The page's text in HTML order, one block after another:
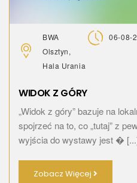
BWA
Olsztyn,
Hala Urania
06-08-
WIDOK Z GÓRY
„Widok z góry” bazuje na
spojrzeć na to, co „tutaj” z
wyjścia do wystawy jest �
Zobacz Więcej